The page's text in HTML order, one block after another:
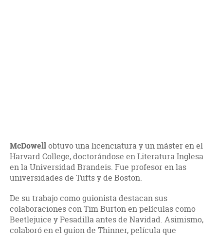
McDowellobtuvo una licenciatura y un máster en el
Harvard College, doctorándose en Literatura Inglesa
en la Universidad Brandeis. Fue profesor en las
universidades de Tufts y de Boston.
De su trabajo como guionista destacan sus
colaboraciones con Tim Burton en películas como
Beetlejuice y Pesadilla antes de Navidad. Asimismo,
colaboró en el guion de Thinner, película que